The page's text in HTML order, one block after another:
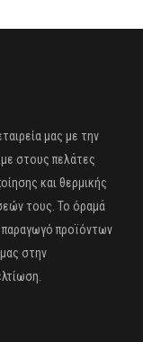
μας με την
στους πελάτες
και θερμικής
τους. Το όραμά
παραγωγό προϊόντων
στην